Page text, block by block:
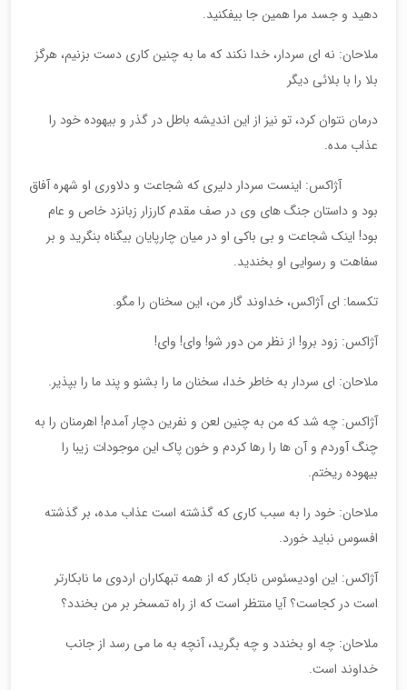
دهید و جسد مرا همین جا بیفکنید.
ملاحان: نه ای سردار، خدا نکند که ما به چنین کاری دست بزنیم، هرگز
بلا را با بلائی دیگر
درمان نتوان کرد، تو نیز از این اندیشه باطل در گذر و بیهوده خود را
عذاب مده.
آژاکس: اینست سردار دلیری که شجاعت و دلاوری او شهره آفاق
بود و داستان جنگ های وی در صف مقدم کارزار زبانزد خاص و عام
بود! اینک شجاعت و بی باکی او در میان چارپایان بیگناه بنگرید و بر
سفاهت و رسوایی او بخندید.
تکسما: ای آژاکس، خداوند گار من، این سخنان را مگو.
آژاکس: زود برو! از نظر من دور شو! وای! وای!
ملاحان: ای سردار به خاطر خدا، سخنان ما را بشنو و پند ما را بپذیر.
آژاکس: چه شد که من به چنین لعن و نفرین دچار آمدم! اهرمنان را به
چنگ آوردم و آن ها را رها کردم و خون پاک این موجودات زیبا را
بیهوده ریختم.
ملاحان: خود را به سبب کاری که گذشته است عذاب مده، بر گذشته
افسوس نباید خورد.
آژاکس: این اودیسئوس نابکار که از همه تبهکاران اردوی ما نابکارتر
است در کجاست؟ آیا منتظر است که از راه تمسخر بر من بخندد؟
ملاحان: چه او بخندد و چه بگرید، آنچه به ما می رسد از جانب
خداوند است.